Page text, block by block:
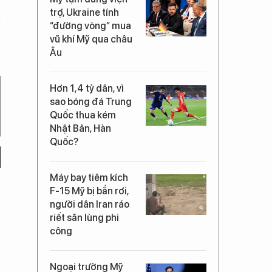
trợ, Ukraine tính
“đường vòng” mua
vũ khí Mỹ qua châu
Âu
Hơn 1,4 tỷ dân, vì
sao bóng đá Trung
Quốc thua kém
Nhật Bản, Hàn
Quốc?
Máy bay tiêm kích
F-15 Mỹ bị bắn rơi,
người dân Iran ráo
riết săn lùng phi
công
Ngoại trưởng Mỹ